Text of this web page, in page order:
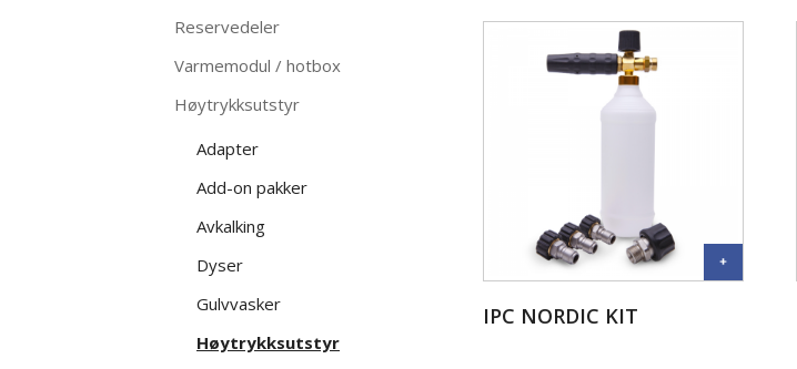
Reservedeler
Varmemodul / hotbox
Høytrykksutstyr
Adapter
Add-on pakker
Avkalking
Dyser
Gulvvasker
Høytrykksutstyr
IPC NORDIC KIT